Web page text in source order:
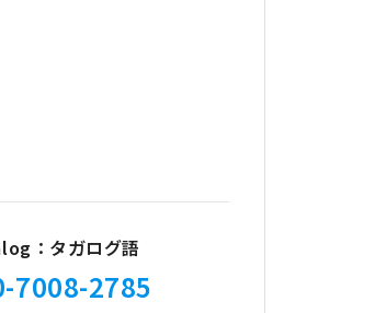
：タガログ語
7008-2785